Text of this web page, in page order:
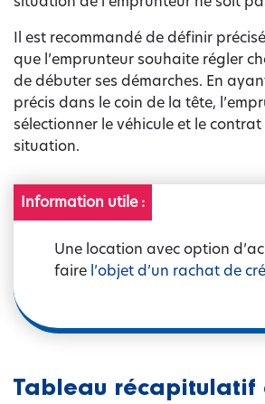
Il est recommandé de définir
que l’emprunteur souhaite régler
de débuter ses démarches. En
précis dans le coin de la tête,
sélectionner le véhicule et le
situation.
Information utile :
Une location avec option
faire l’objet d’un rachat de
Tableau récapitulatif